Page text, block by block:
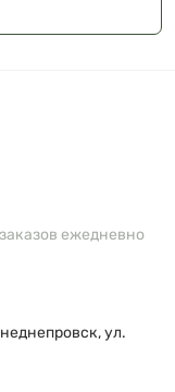
ежедневно
ул.